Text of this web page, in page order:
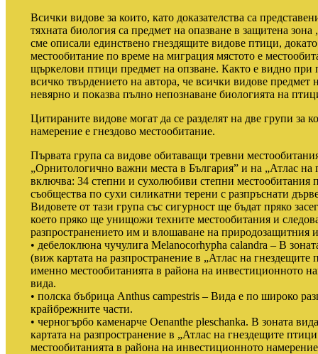
Всички видове за които, като доказателства са
тяхната биология са предмет на опазване в защитена
сме описали единствено гнездящите видове птици,
местообитание по време на миграция мястото е
щъркелови птици предмет на опзване. Както е видно при
всичко твърдението на автора, че всички видове предмет
невярно и показва пълно непознаване биологията на
Цитираните видове могат да се разделят на две групи за
намерение е гнездово местообитание.
Първата група са видове обитаващи тревни
„Орнитологично важни места в България” и на „Атлас на
включва: 34 степни и сухолюбиви степни местообитания
съобщества по сухи силикатни терени с разпръснати
Видовете от тази група със сигурност ще бъдат пряко
което пряко ще унищожи техните местообитания и
разпространението им и влошаване на природозащитния
• дебелоклюна чучулига Melanocorhypha calandra – В
(виж картата на разпространение в „Атлас на гнездещите
именно местообитанията в района на инвестиционното
вида.
• полска бъбрица Anthus campestris – Вида е по широко
крайбрежните части.
• черногърбо каменарче Oenanthe pleschanka. В зоната
картата на разпространение в „Атлас на гнездещите
местообитанията в района на инвестиционното